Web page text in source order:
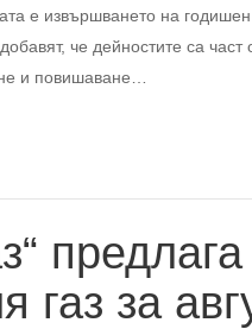
е извършването на
че дейностите са
и повишаване…
газ за